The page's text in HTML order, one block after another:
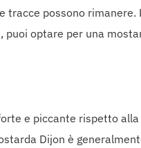
possono
optare per una
e piccante rispetto
Dijon è